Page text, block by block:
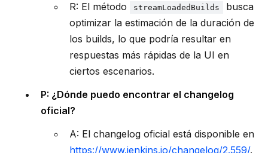
R: El método
streamLoadedBuilds
busca
optimizar la estimación de la duración de
los builds, lo que podría resultar en
respuestas más rápidas de la UI en
ciertos escenarios.
P: ¿Dónde puedo encontrar el changelog
oficial?
A: El changelog oficial está disponible en
https://www.jenkins.io/changelog/2.559/.